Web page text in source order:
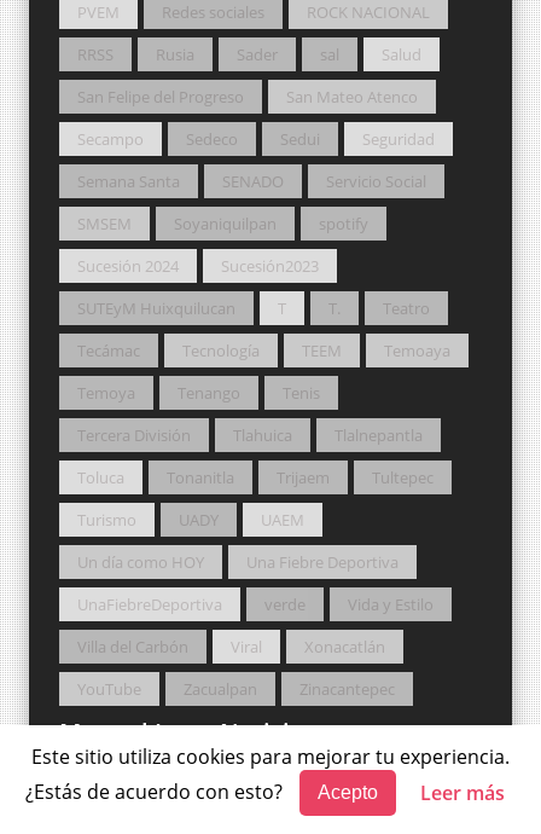
Este sitio utiliza cookies para mejorar tu experiencia.
¿Estás de acuerdo con esto?
Acepto Leer más
PVEM
Redes sociales
ROCK NACIONAL
RRSS
Rusia Sader sal
Salud
San Felipe del Progreso
San Mateo Atenco
Secampo
Sedeco Sedui
Seguridad
Semana Santa
SENADO
Servicio Social
SMSEM
Soyaniquilpan
spotify
Sucesión 2024
Sucesión2023
SUTEyM Huixquilucan
T T.
Teatro
Tecámac
Tecnología TEEM
Temoaya
Temoya
Tenango
Tenis
Tercera División
Tlahuica
Tlalnepantla
Toluca
Tonanitla Trijaem
Tultepec
Turismo
UADY
UAEM
Un día como HOY
Una Fiebre Deportiva
UnaFiebreDeportiva
verde
Vida y Estilo
Villa del Carbón
Viral
Xonacatlán
YouTube
Zacualpan Zinacantepec
Manuel Luna Noticias